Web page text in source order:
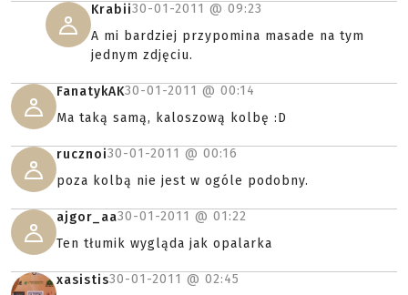
Krabii30-01-2011 @ 09:23
A mi bardziej przypomina masade na tym
jednym zdjęciu.
FanatykAK30-01-2011 @ 00:14
Ma taką samą, kaloszową kolbę :D
rucznoi30-01-2011 @ 00:16
poza kolbą nie jest w ogóle podobny.
ajgor_aa30-01-2011 @ 01:22
Ten tłumik wygląda jak opalarka
xasistis30-01-2011 @ 02:45